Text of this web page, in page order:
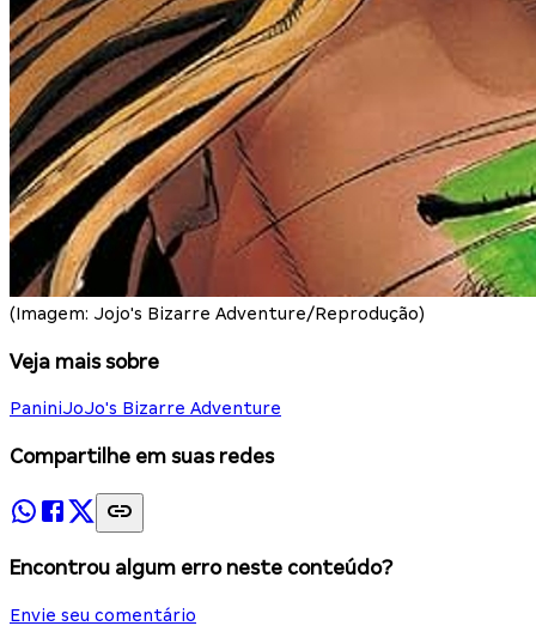
(Imagem: Jojo's Bizarre Adventure/Reprodução)
Veja mais sobre
PaniniJoJo's Bizarre Adventure
Compartilhe em suas redes
Encontrou algum erro neste conteúdo?
Envie seu comentário